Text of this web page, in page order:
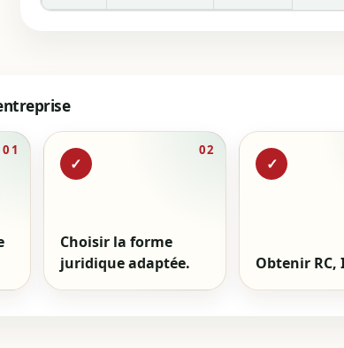
01
✓
02
Choisir la forme
juridique adaptée.
✓
Obtenir RC,